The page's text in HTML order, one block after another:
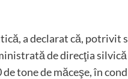
a declarat că, potrivit
de direcţia
tone de măceşe, în